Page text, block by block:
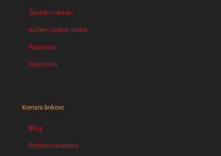
Školski ruksaci
Koferi i putne torbe
Rokovnici
Novčanici
Korisni linkovi
Blog
Politika kvaliteta